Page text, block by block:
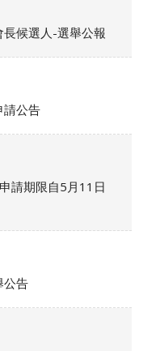
候選人-選舉公報
請公告
請期限自5月11日
公告